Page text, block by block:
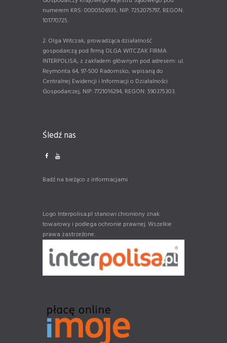
numerem KRS: 0000506935, NIP: 7252075797, REGON:
101770725.
2. Olga Witczak, prowadząca działalność
gospodarczą pod firmą OLGA WITCZAK FIRMA
INTERPOLISA, z zakładem głównym pod adresem: ul.
Reymonta 64, 97-500 Radomsko, wpisaną do
Centralnej Ewidencji i Informacji o Działalności
Gospodarczej, NIP: 7721016294, REGON: 590375303.
Śledź nas
Badź na bieżąco z informacjami
Logo Interpolisa.pl stanowi chroniony znak
towarowy i podlega ochronie prawnej. Wszelkie
prawa zastrzeżone.